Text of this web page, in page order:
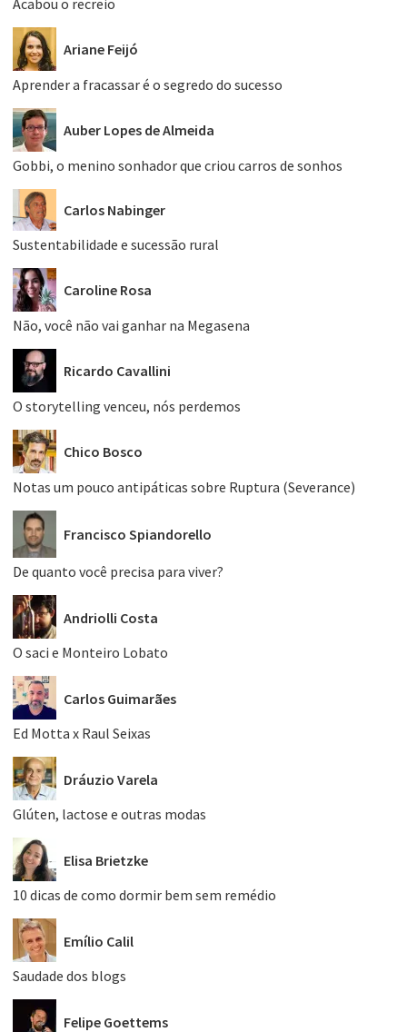
Ariane Feijó
Aprender a fracassar é o segredo do sucesso
Auber Lopes de Almeida
Gobbi, o menino sonhador que criou carros de sonhos
Carlos Nabinger
Sustentabilidade e sucessão rural
Caroline Rosa
Não, você não vai ganhar na Megasena
Ricardo Cavallini
O storytelling venceu, nós perdemos
Chico Bosco
Notas um pouco antipáticas sobre Ruptura (Severance)
Francisco Spiandorello
De quanto você precisa para viver?
Andriolli Costa
O saci e Monteiro Lobato
Carlos Guimarães
Ed Motta x Raul Seixas
Dráuzio Varela
Glúten, lactose e outras modas
Elisa Brietzke
10 dicas de como dormir bem sem remédio
Emílio Calil
Saudade dos blogs
Felipe Goettems